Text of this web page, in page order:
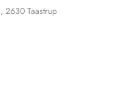
2630 Taastrup